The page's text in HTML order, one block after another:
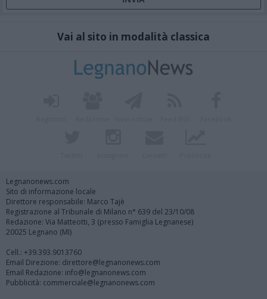
Vai al sito in modalità classica
Legnanonews.com
Sito di informazione locale
Direttore responsabile: Marco Tajè
Registrazione al Tribunale di Milano n° 639 del 23/10/08
Redazione: Via Matteotti, 3 (presso Famiglia Legnanese)
20025 Legnano (MI)
Cell.: +39.393.9013760
Email Direzione: direttore@legnanonews.com
Email Redazione: info@legnanonews.com
Pubblicità: commerciale@legnanonews.com